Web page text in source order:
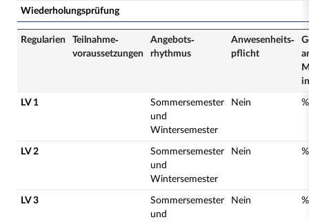
Wiederholungsprüfung
Regularien
Teilnahme­
voraussetzungen
Angebots­
rhythmus
Anwesenheits­
pflicht
LV 1
Sommersemester
und
Wintersemester
Nein %
LV 2
Sommersemester
und
Wintersemester
Nein %
LV 3
Sommersemester
und
Nein %